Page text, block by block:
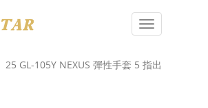
Toggle
25 GL-105Y NEXUS 彈性手套 5 指出